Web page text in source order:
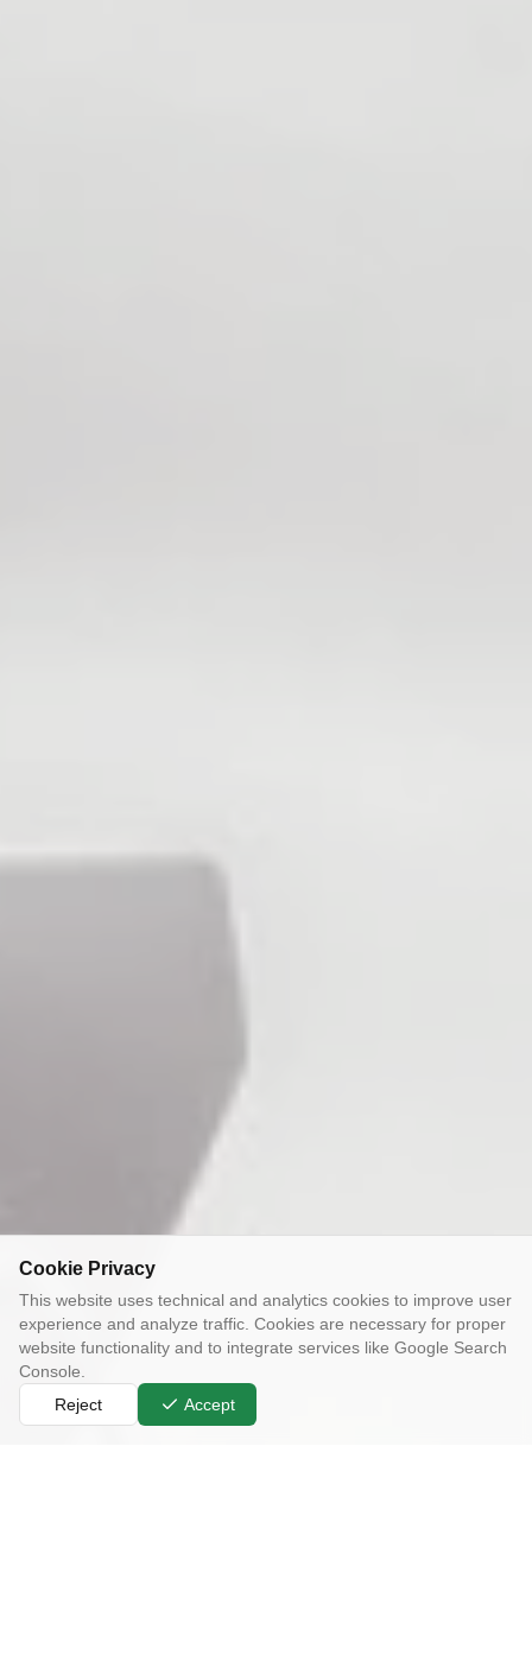
Cookie Privacy
This website uses technical and analytics cookies to improve user
experience and analyze traffic. Cookies are necessary for proper
website functionality and to integrate services like Google Search
Console.
Reject
Accept